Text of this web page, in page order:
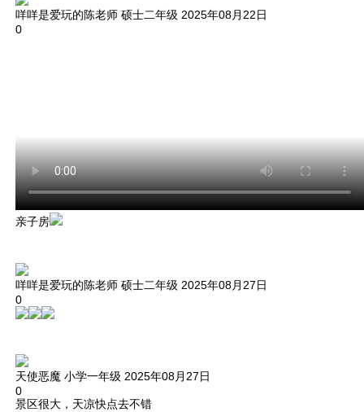
咩咩是爱玩的陈老师 硕士二年级 2025年08月22日
0
亲子房
咩咩是爱玩的陈老师 硕士二年级 2025年08月27日
0
天使恶魔 小学一年级 2025年08月27日
0
景区很大，天凉快点去不错